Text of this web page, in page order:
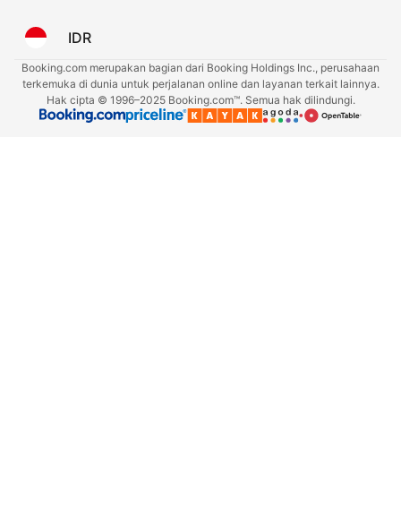
IDR
Booking.com merupakan bagian dari Booking Holdings Inc., perusahaan
terkemuka di dunia untuk perjalanan online dan layanan terkait lainnya.
Hak cipta © 1996–2025 Booking.com™. Semua hak dilindungi.